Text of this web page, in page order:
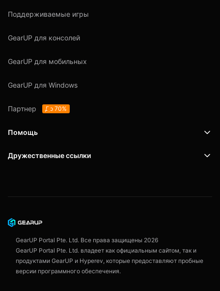
Поддерживаемые игры
GearUP для консолей
GearUP для мобильных
GearUP для Windows
Партнер До 70%
Помощь
Поддержка
Пользовательское соглашение
Дружественные ссылки
GearUP Portal Pte. Ltd. Все права защищены 2026
GearUP Portal Pte. Ltd. владеет как официальным сайтом, так и
продуктами GearUP и Hyperev, которые предоставляют пробные
версии программного обеспечения.